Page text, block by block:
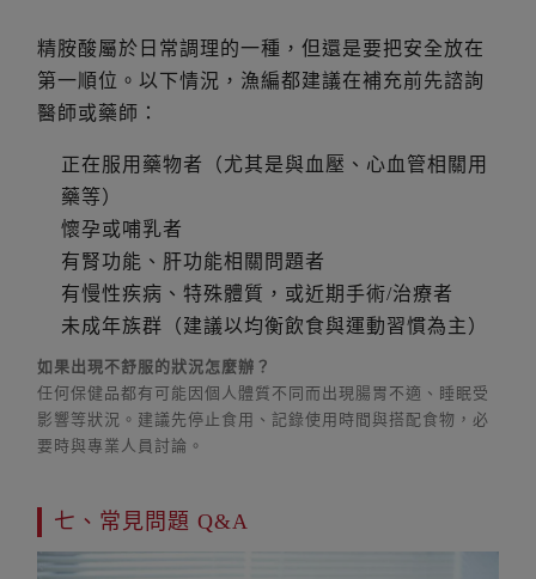
精胺酸屬於日常調理的一種，但還是要把安全放在
第一順位。以下情況，漁編都建議在補充前先諮詢
醫師或藥師：
正在服用藥物者（尤其是與血壓、心血管相關用
藥等）
懷孕或哺乳者
有腎功能、肝功能相關問題者
有慢性疾病、特殊體質，或近期手術/治療者
未成年族群（建議以均衡飲食與運動習慣為主）
如果出現不舒服的狀況怎麼辦？
任何保健品都有可能因個人體質不同而出現腸胃不適、睡眠受
影響等狀況。建議先停止食用、記錄使用時間與搭配食物，必
要時與專業人員討論。
七、常見問題 Q&A